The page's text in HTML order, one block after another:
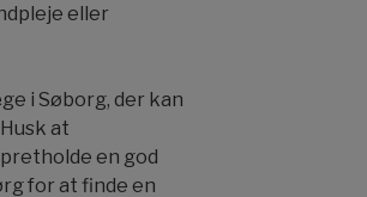
eller
i Søborg, der kan
at
en god
for at finde en